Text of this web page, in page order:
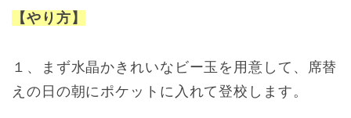
【やり方】
１、まず水晶かきれいなビー玉を用意して、席替
えの日の朝にポケットに入れて登校します。